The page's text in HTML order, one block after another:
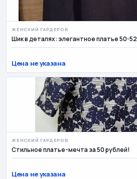
ЖЕНСКИЙ ГАРДЕРОБ
Шик в деталях: элегантное платье 50-52
Цена не указана
ЖЕНСКИЙ ГАРДЕРОБ
Стильное платье-мечта за 50 рублей!
Цена не указана